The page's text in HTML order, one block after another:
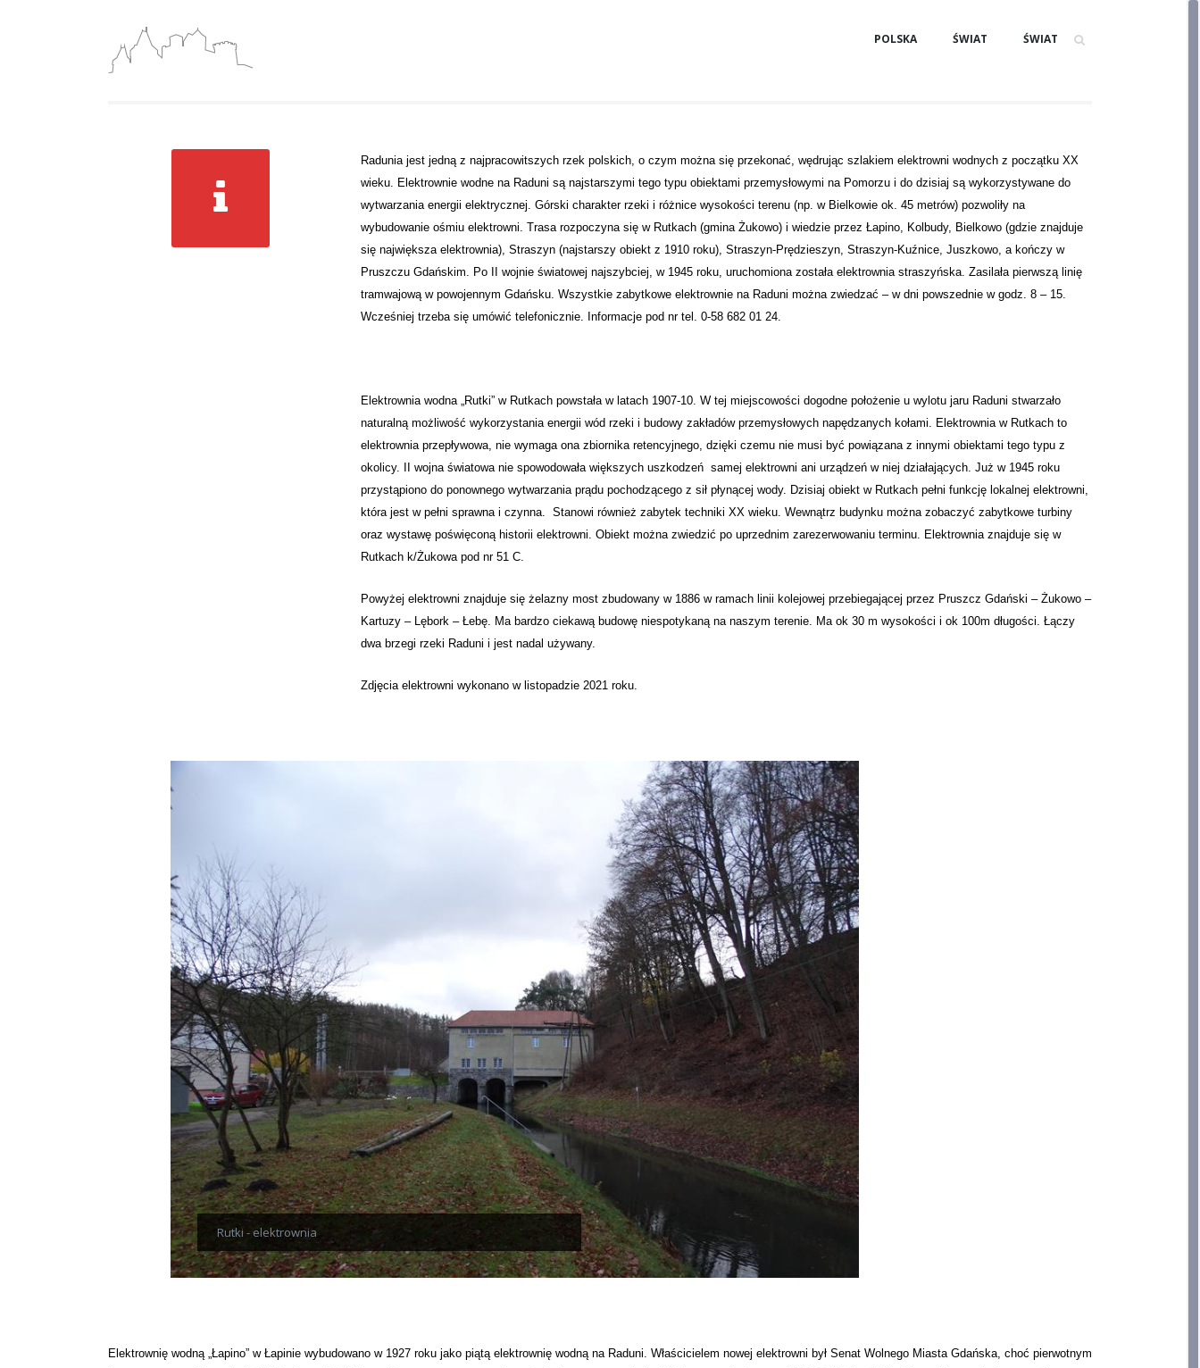
POLSKA ŚWIAT ŚWIAT
Radunia jest jedną z najpracowitszych rzek polskich, o czym można się przekonać, wędrując szlakiem elektrowni wodnych z początku XX
wieku. Elektrownie wodne na Raduni są najstarszymi tego typu obiektami przemysłowymi na Pomorzu i do dzisiaj są wykorzystywane do
wytwarzania energii elektrycznej. Górski charakter rzeki i różnice wysokości terenu (np. w Bielkowie ok. 45 metrów) pozwoliły na
wybudowanie ośmiu elektrowni. Trasa rozpoczyna się w Rutkach (gmina Żukowo) i wiedzie przez Łapino, Kolbudy, Bielkowo (gdzie znajduje
się największa elektrownia), Straszyn (najstarszy obiekt z 1910 roku), Straszyn-Prędzieszyn, Straszyn-Kuźnice, Juszkowo, a kończy w
Pruszczu Gdańskim. Po II wojnie światowej najszybciej, w 1945 roku, uruchomiona została elektrownia straszyńska. Zasilała pierwszą linię
tramwajową w powojennym Gdańsku. Wszystkie zabytkowe elektrownie na Raduni można zwiedzać – w dni powszednie w godz. 8 – 15.
Wcześniej trzeba się umówić telefonicznie. Informacje pod nr tel. 0-58 682 01 24.
Elektrownia wodna „Rutki” w Rutkach powstała w latach 1907-10. W tej miejscowości dogodne położenie u wylotu jaru Raduni stwarzało
naturalną możliwość wykorzystania energii wód rzeki i budowy zakładów przemysłowych napędzanych kołami. Elektrownia w Rutkach to
elektrownia przepływowa, nie wymaga ona zbiornika retencyjnego, dzięki czemu nie musi być powiązana z innymi obiektami tego typu z
okolicy. II wojna światowa nie spowodowała większych uszkodzeń samej elektrowni ani urządzeń w niej działających. Już w 1945 roku
przystąpiono do ponownego wytwarzania prądu pochodzącego z sił płynącej wody. Dzisiaj obiekt w Rutkach pełni funkcję lokalnej elektrowni,
która jest w pełni sprawna i czynna. Stanowi również zabytek techniki XX wieku. Wewnątrz budynku można zobaczyć zabytkowe turbiny
oraz wystawę poświęconą historii elektrowni. Obiekt można zwiedzić po uprzednim zarezerwowaniu terminu. Elektrownia znajduje się w
Rutkach k/Żukowa pod nr 51 C.
Powyżej elektrowni znajduje się żelazny most zbudowany w 1886 w ramach linii kolejowej przebiegającej przez Pruszcz Gdański – Żukowo –
Kartuzy – Lębork – Łebę. Ma bardzo ciekawą budowę niespotykaną na naszym terenie. Ma ok 30 m wysokości i ok 100m długości. Łączy
dwa brzegi rzeki Raduni i jest nadal używany.
Zdjęcia elektrowni wykonano w listopadzie 2021 roku.
Rutki - elektrownia
Elektrownię wodną „Łapino” w Łapinie wybudowano w 1927 roku jako piątą elektrownię wodną na Raduni. Właścicielem nowej elektrowni był Senat Wolnego Miasta Gdańska, choć pierwotnym